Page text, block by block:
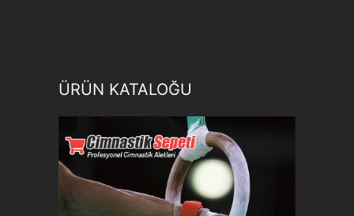
ÜRÜN KATALOĞU